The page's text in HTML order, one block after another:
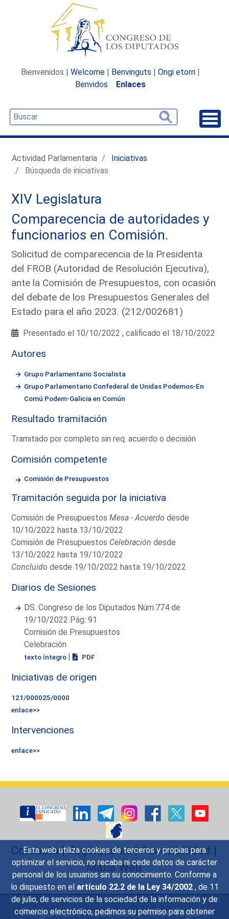
Esta web utiliza cookies de terceros y propias para
optimizar el servicio, no recaba ni cede datos de carácter
personal de los usuarios sin su conocimiento. Conforme a
lo dispuesto en el artículo 22.2 de la Ley 34/2002 , de 11
de julio, de servicios de la sociedad de la información y de
comercio electrónico, pedimos su permiso para obtener
Bienvenidos | Welcome | Benvinguts | Ongi etorri |
Benvidos
Enlaces
Actividad Parlamentaria
Iniciativas
Búsqueda de iniciativas
XIV Legislatura
Comparecencia de autoridades y
funcionarios en Comisión.
Solicitud de comparecencia de la Presidenta
del FROB (Autoridad de Resolución Ejecutiva),
ante la Comisión de Presupuestos, con ocasión
del debate de los Presupuestos Generales del
Estado para el año 2023. (212/002681)
Presentado el 10/10/2022 , calificado el 18/10/2022
Autores
Grupo Parlamentario Socialista
Grupo Parlamentario Confederal de Unidas Podemos-En
Comú Podem-Galicia en Común
Resultado tramitación
Tramitado por completo sin req. acuerdo o decisión
Comisión competente
Comisión de Presupuestos
Tramitación seguida por la iniciativa
Comisión de PresupuestosMesa - Acuerdo desde
10/10/2022 hasta 13/10/2022
Comisión de Presupuestos Celebración desde
13/10/2022 hasta 19/10/2022
Concluido desde 19/10/2022 hasta 19/10/2022
Diarios de Sesiones
DS. Congreso de los Diputados Núm.774 de
19/10/2022 Pág: 91
Comisión de Presupuestos
Celebración
texto íntegro | PDF
Iniciativas de origen
121/000025/0000
enlace>>
Intervenciones
enlace>>
Contacto|Sugerencias|Accesibilidad |
Mapa Web
Preguntas Frecuentes|Aviso legal|